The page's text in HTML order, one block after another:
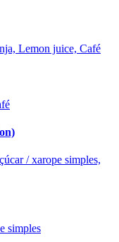
Lemon juice, Café
/ xarope simples,
simples